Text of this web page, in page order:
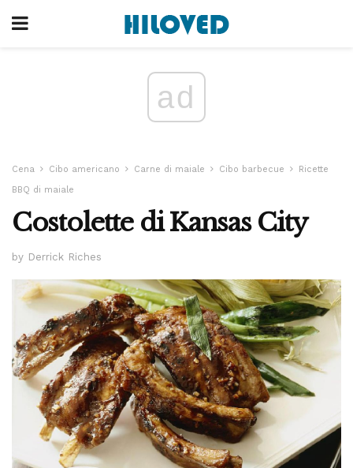
ad
Cena Cibo americano Carne di maiale Cibo barbecue
Ricette
BBQ di maiale
Costolette di Kansas City
by Derrick Riches